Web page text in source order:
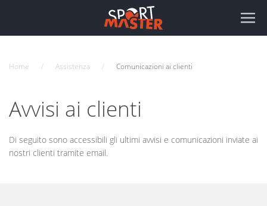
Home Assistenza Comunicazioni ai clienti
Avvisi ai clienti
Di seguito sono accessibili gli ultimi avvisi e comunicazioni inviate ai
nostri clienti tramite email.